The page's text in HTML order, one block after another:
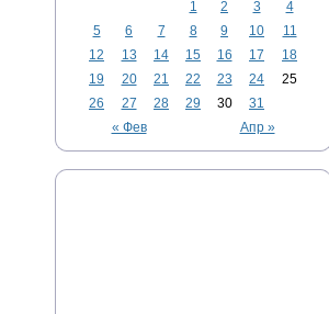
« Фев Апр »
1 2 3
4
5
6 7 8 9 10
11
12
13 14 15 16 17
18
19
20 21 22 23 24
25
26
27 28 29 30 31